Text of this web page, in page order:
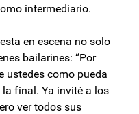
intermediario.
en escena no solo
bailarines: “Por
ustedes como pueda
final. Ya invité a los
ver todos sus